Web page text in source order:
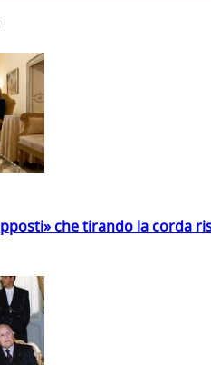
che tirando la corda